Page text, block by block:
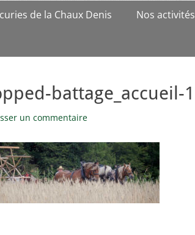
de la Chaux Denis Nos activités
battage_accueil-
un commentaire